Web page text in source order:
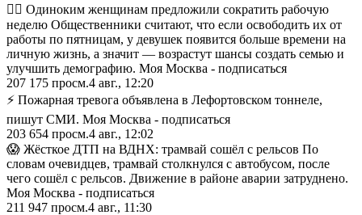
💁‍♀️ Одиноким женщинам предложили сократить рабочую
неделю Общественники считают, что если освободить их от
работы по пятницам, у девушек появится больше времени на
личную жизнь, а значит — возрастут шансы создать семью и
улучшить демографию. Моя Москва - подписаться
207 175 просм.4 авг., 12:20
⚡️ Пожарная тревога объявлена в Лефортовском тоннеле,
пишут СМИ. Моя Москва - подписаться
203 654 просм.4 авг., 12:02
😱 Жёсткое ДТП на ВДНХ: трамвай сошёл с рельсов По
словам очевидцев, трамвай столкнулся с автобусом, после
чего сошёл с рельсов. Движение в районе аварии затруднено.
Моя Москва - подписаться
211 947 просм.4 авг., 11:30